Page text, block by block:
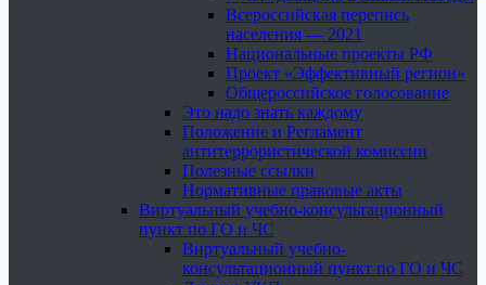
Всероссийская перепись
населения — 2021
Национальные проекты РФ
Проект «Эффективный регион»
Общероссийское голосование
Это надо знать каждому
Положение и Регламент
антитеррористической комиссии
Полезные ссылки
Нормативные правовые акты
Виртуальный учебно-консультационный
пункт по ГО и ЧС
Виртуальный учебно-
консультационный пункт по ГО и ЧС